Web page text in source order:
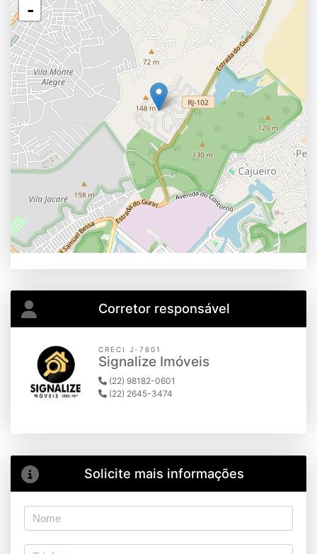
-
Corretor responsável
CRECI J-7601
Signalize Imóveis
(22) 98182-0601
(22) 2645-3474
Solicite mais informações